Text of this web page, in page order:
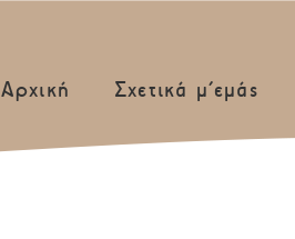
Αρχική Σχετικά μ’εμάς